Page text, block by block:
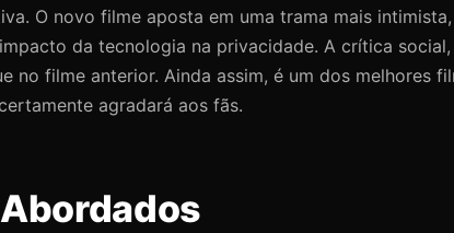
O novo filme aposta em uma trama mais
da tecnologia na privacidade. A crítica
no filme anterior. Ainda assim, é um dos melhores
agradará aos fãs.